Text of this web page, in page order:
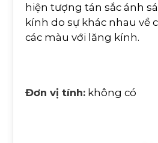
hiện tượng tán sắc ánh
kính do sự khác nhau về
các màu với lăng kính.
Đơn vị tính: không có